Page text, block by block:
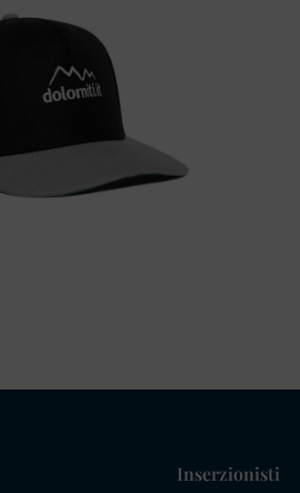
Inserzionisti